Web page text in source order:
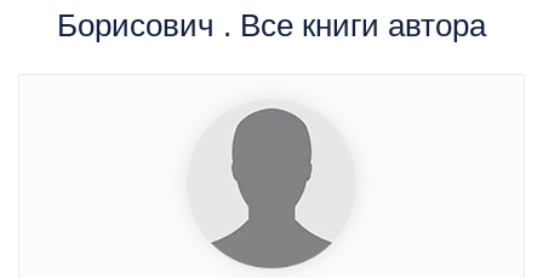
Борисович . Все книги автора